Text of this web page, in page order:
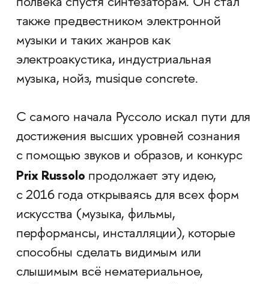
полвека спустя синтезаторам. Он стал
также предвестником электронной
музыки и таких жанров как
электроакустика, индустриальная
музыка, нойз, musique concrete.
С самого начала Руссоло искал пути для
достижения высших уровней сознания
с помощью звуков и образов, и конкурс
Prix Russolo продолжает эту идею,
с 2016 года открываясь для всех форм
искусства (музыка, фильмы,
перформансы, инсталляции), которые
способны сделать видимым или
слышимым всё нематериальное,